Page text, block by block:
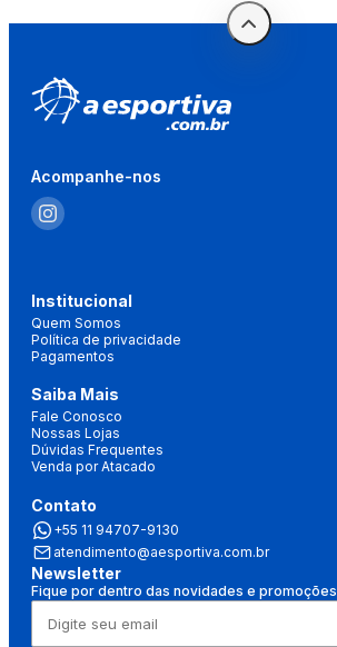
Acompanhe-nos
Institucional
Quem Somos
Política de privacidade
Pagamentos
Saiba Mais
Fale Conosco
Nossas Lojas
Dúvidas Frequentes
Venda por Atacado
Contato
+55 11 94707-9130
atendimento@aesportiva.com.br
Newsletter
Fique por dentro das novidades e promoções